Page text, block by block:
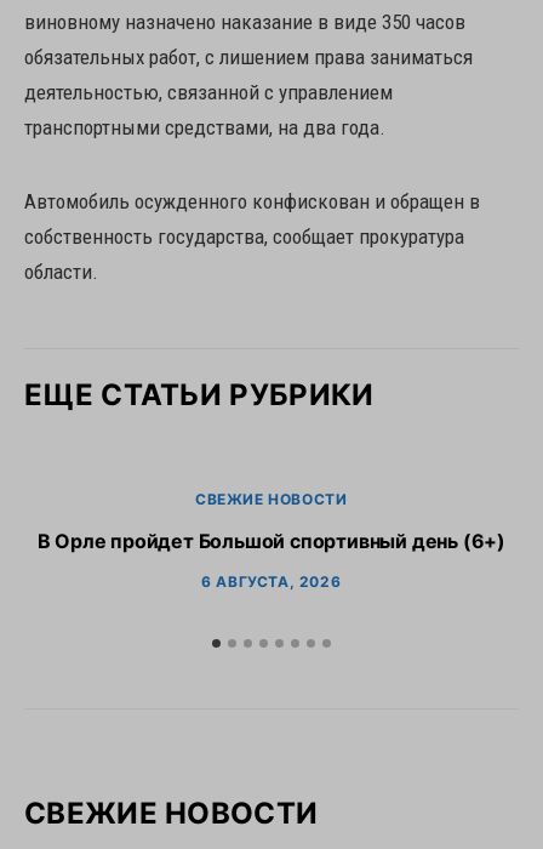
виновному назначено наказание в виде 350 часов
обязательных работ, с лишением права заниматься
деятельностью, связанной с управлением
транспортными средствами, на два года.
Автомобиль осужденного конфискован и обращен в
собственность государства, сообщает прокуратура
области.
ЕЩЕ СТАТЬИ РУБРИКИ
СВЕЖИЕ НОВОСТИ
В Орле пройдет Большой спортивный день (6+)
6 АВГУСТА, 2026
СВЕЖИЕ НОВОСТИ